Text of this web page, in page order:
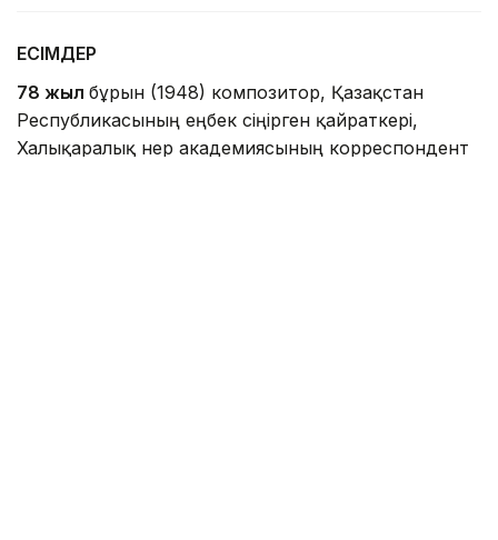
ЕСІМДЕР
78 жыл бұрын (1948) композитор, Қазақстан
Республикасының еңбек сіңірген қайраткері,
Халықаралық өнер академиясының корреспондент